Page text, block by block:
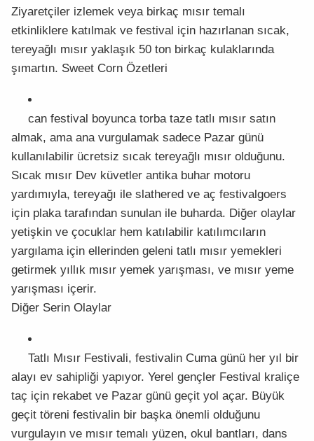
Ziyaretçiler izlemek veya birkaç mısır temalı
etkinliklere katılmak ve festival için hazırlanan sıcak,
tereyağlı mısır yaklaşık 50 ton birkaç kulaklarında
şımartın. Sweet Corn Özetleri
can festival boyunca torba taze tatlı mısır satın
almak, ama ana vurgulamak sadece Pazar günü
kullanılabilir ücretsiz sıcak tereyağlı mısır olduğunu.
Sıcak mısır Dev küvetler antika buhar motoru
yardımıyla, tereyağı ile slathered ve aç festivalgoers
için plaka tarafından sunulan ile buharda. Diğer olaylar
yetişkin ve çocuklar hem katılabilir katılımcıların
yargılama için ellerinden geleni tatlı mısır yemekleri
getirmek yıllık mısır yemek yarışması, ve mısır yeme
yarışması içerir.
Diğer Serin Olaylar
Tatlı Mısır Festivali, festivalin Cuma günü her yıl bir
alayı ev sahipliği yapıyor. Yerel gençler Festival kraliçe
taç için rekabet ve Pazar günü geçit yol açar. Büyük
geçit töreni festivalin bir başka önemli olduğunu
vurgulayın ve mısır temalı yüzen, okul bantları, dans